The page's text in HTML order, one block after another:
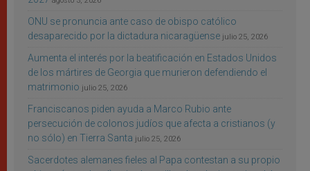
ONU se pronuncia ante caso de obispo católico
desaparecido por la dictadura nicaragüense julio 25, 2026
Aumenta el interés por la beatificación en Estados Unidos
de los mártires de Georgia que murieron defendiendo el
matrimonio julio 25, 2026
Franciscanos piden ayuda a Marco Rubio ante
persecución de colonos judíos que afecta a cristianos (y
no sólo) en Tierra Santa julio 25, 2026
Sacerdotes alemanes fieles al Papa contestan a su propio